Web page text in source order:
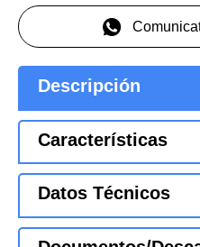
Descripción
Características
Datos Técnicos